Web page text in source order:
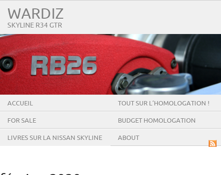
WARDIZ
SKYLINE R34 GTR
ACCUEIL TOUT SUR L’HOMOLOGATION !
FOR SALE BUDGET HOMOLOGATION
LIVRES SUR LA NISSAN SKYLINE ABOUT